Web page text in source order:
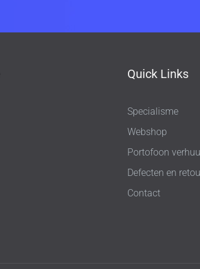
Quick Links
Specialisme
Webshop
Portofoon
Defecten en
Contact